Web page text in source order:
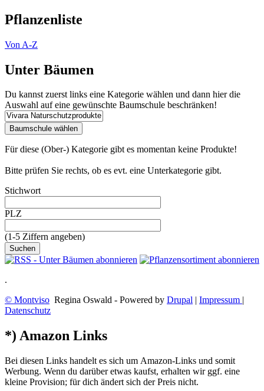
Pflanzenliste
Von A-Z
Unter Bäumen
Du kannst zuerst links eine Kategorie wählen und dann hier die
Auswahl auf eine gewünschte Baumschule beschränken!
Für diese (Ober-) Kategorie gibt es momentan keine Produkte!
Bitte prüfen Sie rechts, ob es evt. eine Unterkategorie gibt.
Stichwort
PLZ
(1-5 Ziffern angeben)
.
© Montviso Regina Oswald - Powered by Drupal | Impressum |
Datenschutz
*) Amazon Links
Bei diesen Links handelt es sich um Amazon-Links und somit
Werbung. Wenn du darüber etwas kaufst, erhalten wir ggf. eine
kleine Provision; für dich ändert sich der Preis nicht.